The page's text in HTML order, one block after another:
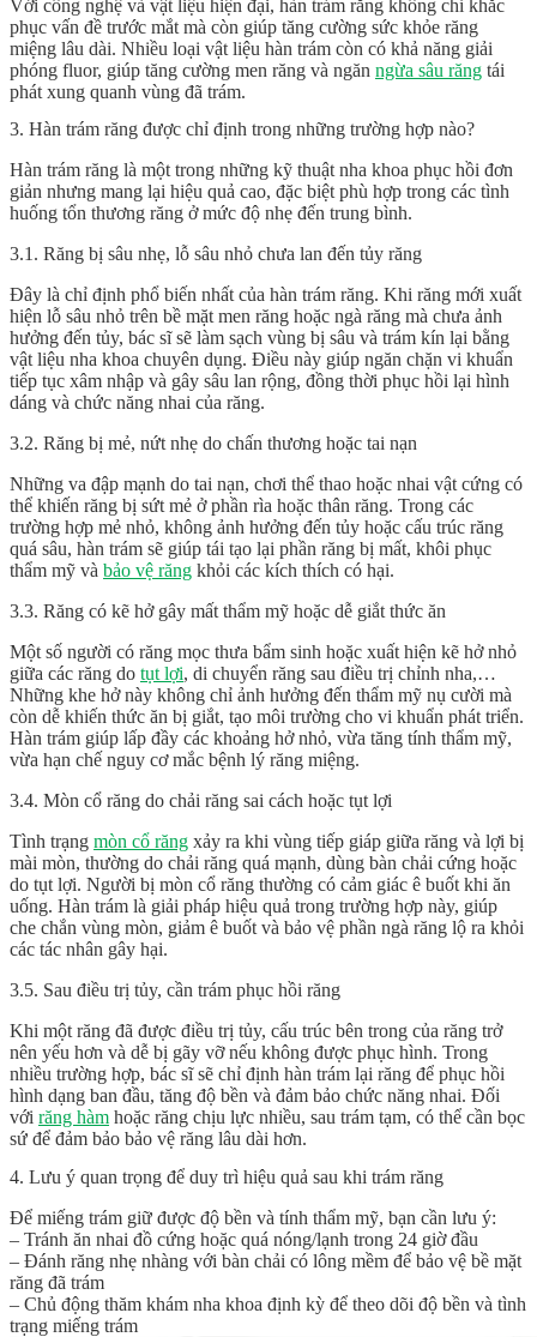
Với công nghệ và vật liệu hiện đại, hàn trám răng không chỉ khắc
phục vấn đề trước mắt mà còn giúp tăng cường sức khỏe răng
miệng lâu dài. Nhiều loại vật liệu hàn trám còn có khả năng giải
phóng fluor, giúp tăng cường men răng và ngăn ngừa sâu răng tái
phát xung quanh vùng đã trám.
3. Hàn trám răng được chỉ định trong những trường hợp nào?
Hàn trám răng là một trong những kỹ thuật nha khoa phục hồi đơn
giản nhưng mang lại hiệu quả cao, đặc biệt phù hợp trong các tình
huống tổn thương răng ở mức độ nhẹ đến trung bình.
3.1. Răng bị sâu nhẹ, lỗ sâu nhỏ chưa lan đến tủy răng
Đây là chỉ định phổ biến nhất của hàn trám răng. Khi răng mới xuất
hiện lỗ sâu nhỏ trên bề mặt men răng hoặc ngà răng mà chưa ảnh
hưởng đến tủy, bác sĩ sẽ làm sạch vùng bị sâu và trám kín lại bằng
vật liệu nha khoa chuyên dụng. Điều này giúp ngăn chặn vi khuẩn
tiếp tục xâm nhập và gây sâu lan rộng, đồng thời phục hồi lại hình
dáng và chức năng nhai của răng.
3.2. Răng bị mẻ, nứt nhẹ do chấn thương hoặc tai nạn
Những va đập mạnh do tai nạn, chơi thể thao hoặc nhai vật cứng có
thể khiến răng bị sứt mẻ ở phần rìa hoặc thân răng. Trong các
trường hợp mẻ nhỏ, không ảnh hưởng đến tủy hoặc cấu trúc răng
quá sâu, hàn trám sẽ giúp tái tạo lại phần răng bị mất, khôi phục
thẩm mỹ và bảo vệ răng khỏi các kích thích có hại.
3.3. Răng có kẽ hở gây mất thẩm mỹ hoặc dễ giắt thức ăn
Một số người có răng mọc thưa bẩm sinh hoặc xuất hiện kẽ hở nhỏ
giữa các răng do tụt lợi, di chuyển răng sau điều trị chỉnh nha,…
Những khe hở này không chỉ ảnh hưởng đến thẩm mỹ nụ cười mà
còn dễ khiến thức ăn bị giắt, tạo môi trường cho vi khuẩn phát triển.
Hàn trám giúp lấp đầy các khoảng hở nhỏ, vừa tăng tính thẩm mỹ,
vừa hạn chế nguy cơ mắc bệnh lý răng miệng.
3.4. Mòn cổ răng do chải răng sai cách hoặc tụt lợi
Tình trạng mòn cổ răng xảy ra khi vùng tiếp giáp giữa răng và lợi bị
mài mòn, thường do chải răng quá mạnh, dùng bàn chải cứng hoặc
do tụt lợi. Người bị mòn cổ răng thường có cảm giác ê buốt khi ăn
uống. Hàn trám là giải pháp hiệu quả trong trường hợp này, giúp
che chắn vùng mòn, giảm ê buốt và bảo vệ phần ngà răng lộ ra khỏi
các tác nhân gây hại.
3.5. Sau điều trị tủy, cần trám phục hồi răng
Khi một răng đã được điều trị tủy, cấu trúc bên trong của răng trở
nên yếu hơn và dễ bị gãy vỡ nếu không được phục hình. Trong
nhiều trường hợp, bác sĩ sẽ chỉ định hàn trám lại răng để phục hồi
hình dạng ban đầu, tăng độ bền và đảm bảo chức năng nhai. Đối
với răng hàm hoặc răng chịu lực nhiều, sau trám tạm, có thể cần bọc
sứ để đảm bảo bảo vệ răng lâu dài hơn.
4. Lưu ý quan trọng để duy trì hiệu quả sau khi trám răng
Để miếng trám giữ được độ bền và tính thẩm mỹ, bạn cần lưu ý:
– Tránh ăn nhai đồ cứng hoặc quá nóng/lạnh trong 24 giờ đầu
– Đánh răng nhẹ nhàng với bàn chải có lông mềm để bảo vệ bề mặt
răng đã trám
– Chủ động thăm khám nha khoa định kỳ để theo dõi độ bền và tình
trạng miếng trám